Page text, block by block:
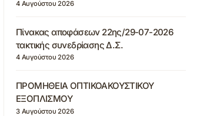
4 Αυγούστου 2026
Πίνακας αποφάσεων 22ης/29-07-2026
τακτικής συνεδρίασης Δ.Σ.
4 Αυγούστου 2026
ΠΡΟΜΗΘΕΙΑ ΟΠΤΙΚΟΑΚΟΥΣΤΙΚΟΥ
ΕΞΟΠΛΙΣΜΟΥ
3 Αυγούστου 2026